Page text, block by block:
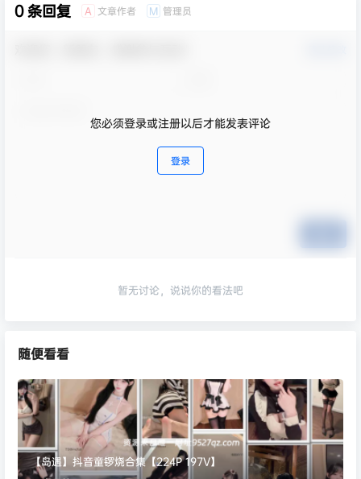
0 条回复 A 文章作者 M 管理员
您必须登录或注册以后才能发表评论
登录
暂无讨论，说说你的看法吧
随便看看
【岛遇】抖音童锣烧合集【224P 197V】